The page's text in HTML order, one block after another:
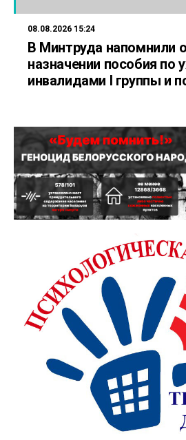
08.08.2026 15:24
В Минтруда напомнили
назначении пособия по
инвалидами I группы и